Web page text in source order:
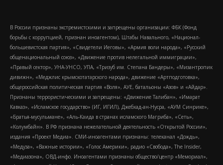
В России признаны экстремистскими и запрещены организации: ФБК (Фонд
борьбы с коррупцией, признан иноагентом), Штабы Навального, «Национал-
большевистская партия», «Свидетели Иеговы», «Армия воли народа», «Русский
общенациональный союз», «Движение против нелегальной иммиграции»,
«Правый сектор», УНА-УНСО, УПА, «Тризуб им. Степана Бандеры», «Мизантропик
дивижн», «Меджлис крымскотатарского народа», движение «Артподготовка»,
общероссийская политическая партия «Воля», АУЕ, батальоны «Азов» и «Айдар».
Признаны террористическими и запрещены: «Движение Талибан», «Имарат
Кавказ», «Исламское государство» (ИГ, ИГИЛ), Джебхад-ан-Нусра, «АУМ Синрике»,
«Братья-мусульмане», «Аль-Каида в странах исламского Магриба», «Сеть»,
«Колумбайн». В РФ признана нежелательной деятельность «Открытой России»,
издания «Проект Медиа». СМИ-иноагентами признаны: телеканал «Дождь»,
«Медуза», «Важные истории», «Голос Америки», радио «Свобода», The Insider,
«Медиазона», ОВД-инфо. Иноагентами признаны общество/центр «Мемориал»,